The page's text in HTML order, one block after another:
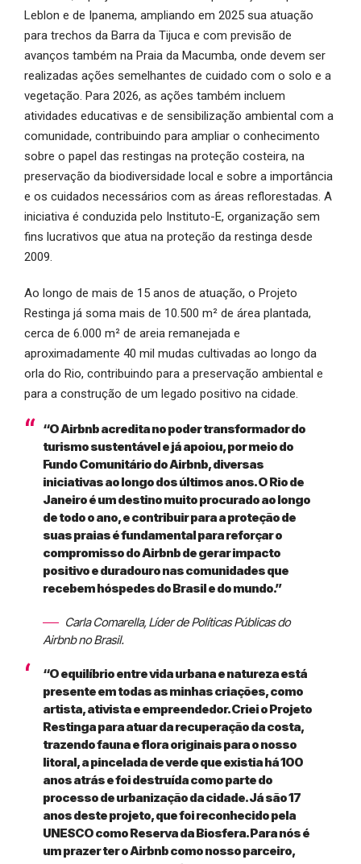
Leblon e de Ipanema, ampliando em 2025 sua atuação
para trechos da Barra da Tijuca e com previsão de
avanços também na Praia da Macumba, onde devem ser
realizadas ações semelhantes de cuidado com o solo e a
vegetação. Para 2026, as ações também incluem
atividades educativas e de sensibilização ambiental com a
comunidade, contribuindo para ampliar o conhecimento
sobre o papel das restingas na proteção costeira, na
preservação da biodiversidade local e sobre a importância
e os cuidados necessários com as áreas reflorestadas. A
iniciativa é conduzida pelo Instituto-E, organização sem
fins lucrativos que atua na proteção da restinga desde
2009.
Ao longo de mais de 15 anos de atuação, o Projeto
Restinga já soma mais de 10.500 m² de área plantada,
cerca de 6.000 m² de areia remanejada e
aproximadamente 40 mil mudas cultivadas ao longo da
orla do Rio, contribuindo para a preservação ambiental e
para a construção de um legado positivo na cidade.
“O Airbnb acredita no poder transformador do
turismo sustentável e já apoiou, por meio do
Fundo Comunitário do Airbnb, diversas
iniciativas ao longo dos últimos anos. O Rio de
Janeiro é um destino muito procurado ao longo
de todo o ano, e contribuir para a proteção de
suas praias é fundamental para reforçar o
compromisso do Airbnb de gerar impacto
positivo e duradouro nas comunidades que
recebem hóspedes do Brasil e do mundo.”
Carla Comarella, Líder de Políticas Públicas do
Airbnb no Brasil.
“O equilíbrio entre vida urbana e natureza está
presente em todas as minhas criações, como
artista, ativista e empreendedor. Criei o Projeto
Restinga para atuar da recuperação da costa,
trazendo fauna e flora originais para o nosso
litoral, a pincelada de verde que existia há 100
anos atrás e foi destruída como parte do
processo de urbanização da cidade. Já são 17
anos deste projeto, que foi reconhecido pela
UNESCO como Reserva da Biosfera. Para nós é
um prazer ter o Airbnb como nosso parceiro,